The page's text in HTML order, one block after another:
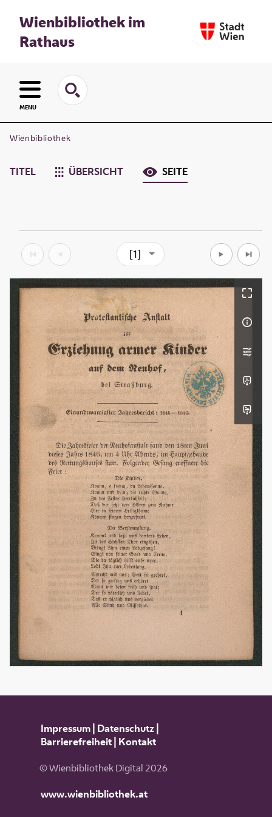
Wienbibliothek im
Rathaus
MENU
Wienbibliothek
TITEL ÜBERSICHT SEITE
[1]
Impressum| Datenschutz|
Barrierefreiheit| Kontakt
© Wienbibliothek Digital 2026
www.wienbibliothek.at